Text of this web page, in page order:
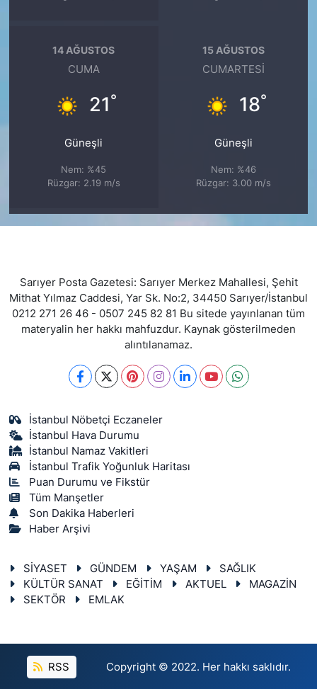
14 AĞUSTOS
CUMA
21°
Güneşli
Nem: %45
Rüzgar: 2.19 m/s
15 AĞUSTOS
CUMARTESI
18°
Güneşli
Nem: %46
Rüzgar: 3.00 m/s
Sarıyer Posta Gazetesi: Sarıyer Merkez Mahallesi, Şehit
Mithat Yılmaz Caddesi, Yar Sk. No:2, 34450 Sarıyer/İstanbul
0212 271 26 46 - 0507 245 82 81 Bu sitede yayınlanan tüm
materyalin her hakkı mahfuzdur. Kaynak gösterilmeden
alıntılanamaz.
İstanbul Nöbetçi Eczaneler
İstanbul Hava Durumu
İstanbul Namaz Vakitleri
İstanbul Trafik Yoğunluk Haritası
Puan Durumu ve Fikstür
Tüm Manşetler
Son Dakika Haberleri
Haber Arşivi
SİYASET GÜNDEM YAŞAM
SAĞLIK
KÜLTÜR SANAT
EĞİTİM AKTUEL
MAGAZİN
SEKTÖR
EMLAK
RSS Copyright © 2022. Her hakkı saklıdır.